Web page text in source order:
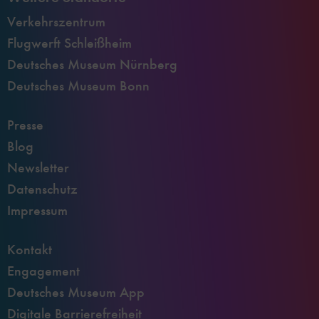
Verkehrszentrum
Flugwerft Schleißheim
Deutsches Museum Nürnberg
Deutsches Museum Bonn
Presse
Blog
Newsletter
Datenschutz
Impressum
Kontakt
Engagement
Deutsches Museum App
Digitale Barrierefreiheit